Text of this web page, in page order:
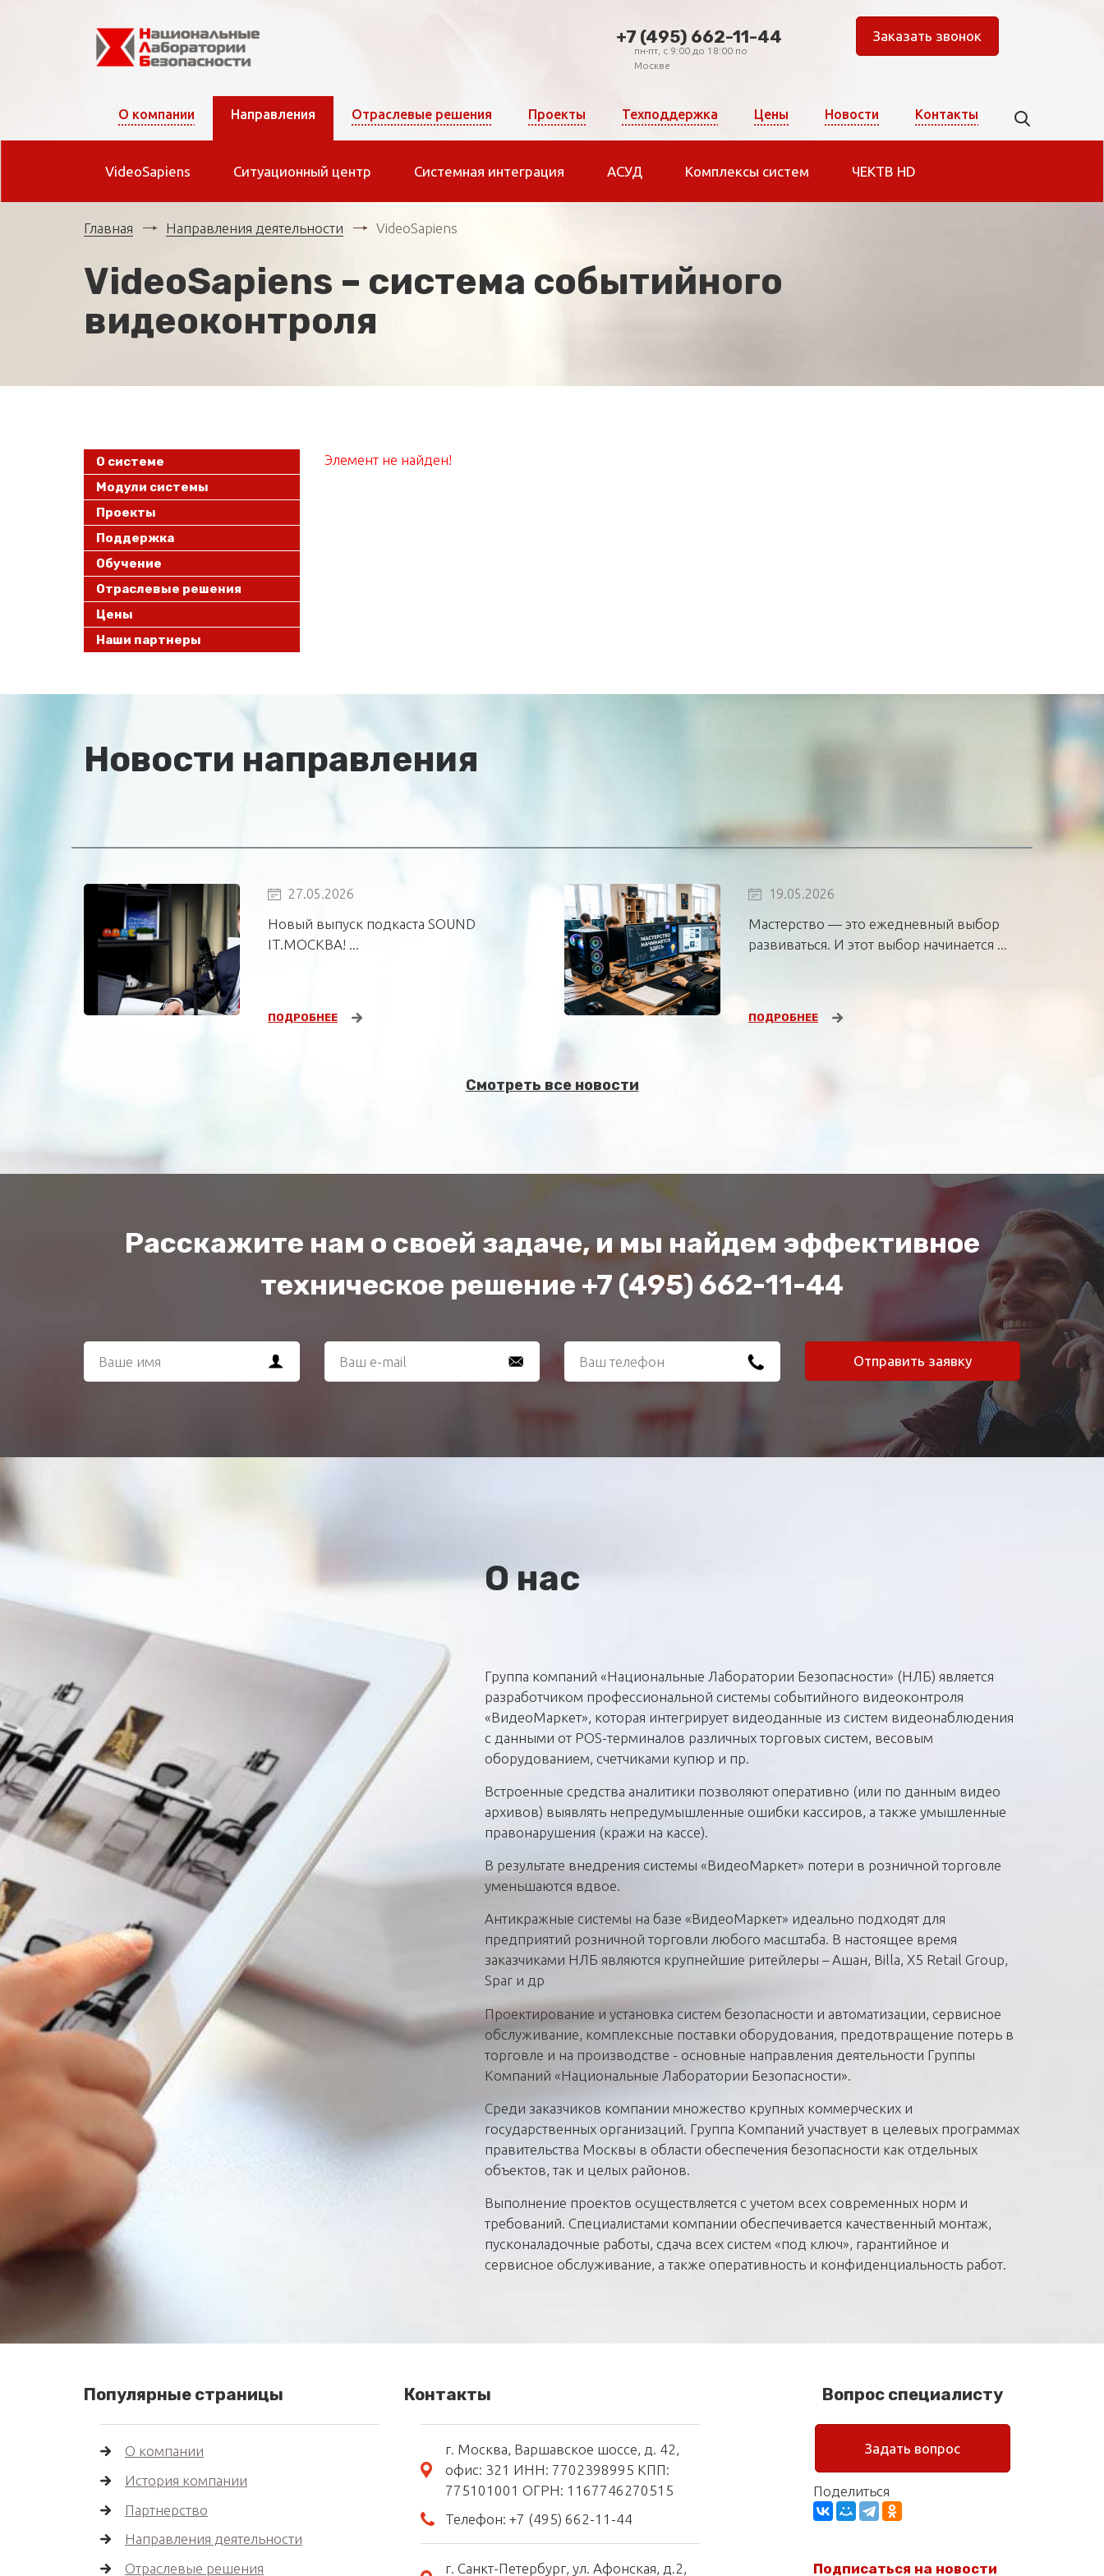
+7 (495) 662-11-44
пн-пт, c 9:00 до 18:00 по
Москве
Заказать звонок
О компании Направления
VideoSapiens Ситуационный центр Системная интеграция АСУД Комплексы систем ЧЕКТВ HD
Отраслевые решения Проекты Техподдержка Цены Новости Контакты
Главная Направления деятельности VideoSapiens
VideoSapiens – система событийного
видеоконтроля
О системе
Модули системы
Проекты
Поддержка
Обучение
Отраслевые решения
Цены
Наши партнеры
Элемент не найден!
Новости направления
27.05.2026
Новый выпуск подкаста SOUND
IT.МОСКВА! ...
ПОДРОБНЕЕ
19.05.2026
Мастерство — это ежедневный выбор
развиваться. И этот выбор начинается ...
ПОДРОБНЕЕ
Смотреть все новости
Расскажите нам о своей задаче, и мы найдем эффективное
техническое решение +7 (495) 662-11-44
О нас
Группа компаний «Национальные Лаборатории Безопасности» (НЛБ) является
разработчиком профессиональной системы событийного видеоконтроля
«ВидеоМаркет», которая интегрирует видеоданные из систем видеонаблюдения
с данными от POS-терминалов различных торговых систем, весовым
оборудованием, счетчиками купюр и пр.
Встроенные средства аналитики позволяют оперативно (или по данным видео
архивов) выявлять непредумышленные ошибки кассиров, а также умышленные
правонарушения (кражи на кассе).
В результате внедрения системы «ВидеоМаркет» потери в розничной торговле
уменьшаются вдвое.
Антикражные системы на базе «ВидеоМаркет» идеально подходят для
предприятий розничной торговли любого масштаба. В настоящее время
заказчиками НЛБ являются крупнейшие ритейлеры – Ашан, Billa, X5 Retail Group,
Spar и др
Проектирование и установка систем безопасности и автоматизации, сервисное
обслуживание, комплексные поставки оборудования, предотвращение потерь в
торговле и на производстве - основные направления деятельности Группы
Компаний «Национальные Лаборатории Безопасности».
Среди заказчиков компании множество крупных коммерческих и
государственных организаций. Группа Компаний участвует в целевых программах
правительства Москвы в области обеспечения безопасности как отдельных
объектов, так и целых районов.
Выполнение проектов осуществляется с учетом всех современных норм и
требований. Специалистами компании обеспечивается качественный монтаж,
пусконаладочные работы, сдача всех систем «под ключ», гарантийное и
сервисное обслуживание, а также оперативность и конфиденциальность работ.
Популярные страницы
О компании
История компании
Партнерство
Направления деятельности
Отраслевые решения
Контакты
г. Москва, Варшавское шоссе, д. 42,
офис: 321 ИНН: 7702398995 КПП:
775101001 ОГРН: 1167746270515
Телефон: +7 (495) 662-11-44
г. Санкт-Петербург, ул. Афонская, д.2,
Вопрос специалисту
Задать вопрос
Поделиться
Подписаться на новости